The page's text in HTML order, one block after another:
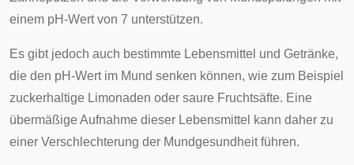
einem pH-Wert von 7 unterstützen.
Es gibt jedoch auch bestimmte Lebensmittel und Getränke,
die den pH-Wert im Mund senken können, wie zum Beispiel
zuckerhaltige Limonaden oder saure Fruchtsäfte. Eine
übermäßige Aufnahme dieser Lebensmittel kann daher zu
einer Verschlechterung der Mundgesundheit führen.